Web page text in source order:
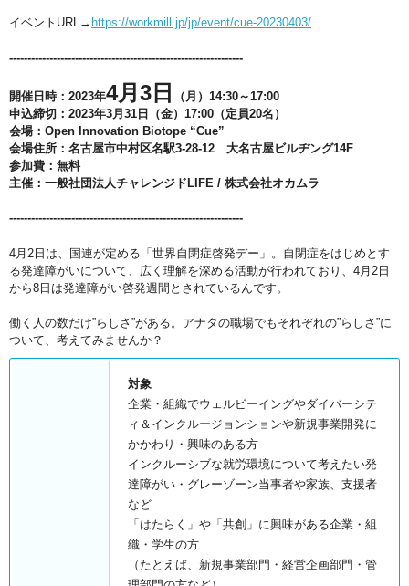
イベントURL→ https://workmill.jp/jp/event/cue-20230403/
----------------------------------------------------------------
開催日時：2023年4月3日
（月）14:30～17:00
申込締切：2023年3月31日（金）17:00（定員20名）
会場：Open Innovation Biotope “Cue”
会場住所：名古屋市中村区名駅3-28-12 大名古屋ビルヂング14F
参加費：無料
主催：一般社団法人チャレンジドLIFE / 株式会社オカムラ
----------------------------------------------------------------
4月2日は、国連が定める「世界自閉症啓発デー」。自閉症をはじめとす
る発達障がいについて、広く理解を深める活動が行われており、4月2日
から8日は発達障がい啓発週間とされているんです。
働く人の数だけ”らしさ”がある。アナタの職場でもそれぞれの”らしさ”に
ついて、考えてみませんか？
対象
企業・組織でウェルビーイングやダイバーシテ
ィ＆インクルージョンションや新規事業開発に
かかわり・興味のある方
インクルーシブな就労環境について考えたい発
達障がい・グレーゾーン当事者や家族、支援者
など
「はたらく」や「共創」に興味がある企業・組
織・学生の方
（たとえば、新規事業部門・経営企画部門・管